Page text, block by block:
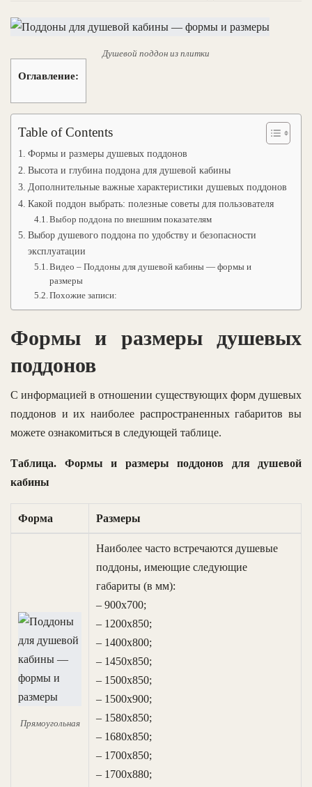
Душевой поддон из плитки
Оглавление:
Table of Contents
Формы и размеры душевых поддонов
Высота и глубина поддона для душевой кабины
Дополнительные важные характеристики душевых поддонов
Какой поддон выбрать: полезные советы для пользователя
Выбор поддона по внешним показателям
Выбор душевого поддона по удобству и безопасности
эксплуатации
Видео – Поддоны для душевой кабины — формы и
размеры
Похожие записи:
Формы и размеры душевых
поддонов
С информацией в отношении существующих форм душевых
поддонов и их наиболее распространенных габаритов вы
можете ознакомиться в следующей таблице.
Таблица. Формы и размеры поддонов для душевой
кабины
Форма Размеры
Прямоугольная
Наиболее часто встречаются душевые
поддоны, имеющие следующие
габариты (в мм):
– 900х700;
– 1200х850;
– 1400х800;
– 1450х850;
– 1500х850;
– 1500х900;
– 1580х850;
– 1680х850;
– 1700х850;
– 1700х880;